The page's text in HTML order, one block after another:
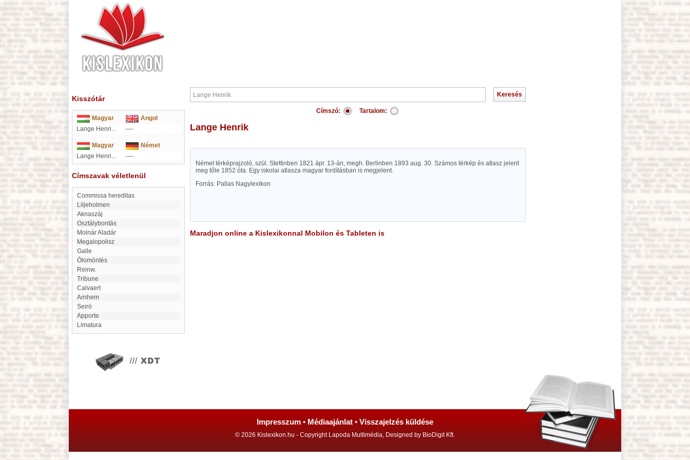
Kisszótár
Magyar
Angol
Lange Henri...
----
Magyar
Német
Lange Henri...
----
Címszavak véletlenül
Commissa hereditas
Liljeholmen
Aknaszáj
Osztálybontás
Molnár Aladár
megalopolisz
Galle
Ólomöntés
Reinw.
Tribune
Calvaert
Arnhem
Seirö
Apporte
Limatura
Címszó: Tartalom:
Lange Henrik
Német térképrajzoló, szül. Stettinben 1821 ápr. 13-án, megh. Berlinben 1893 aug. 30. Számos térkép és atlasz jelent
meg tőle 1852 óta. Egy iskolai atlasza magyar fordításban is megjelent.
Forrás: Pallas Nagylexikon
Maradjon online a Kislexikonnal Mobilon és Tableten is
Impresszum • Médiaajánlat • Visszajelzés küldése
© 2026 Kislexikon.hu - Copyright Lapoda Multimédia, Designed by BioDigit Kft.